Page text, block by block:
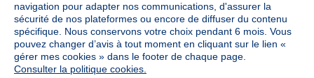
Utiles
À découvrir
navigation pour adapter nos communications, d'assurer la
sécurité de nos plateformes ou encore de diffuser du contenu
spécifique. Nous conservons votre choix pendant 6 mois. Vous
pouvez changer d’avis à tout moment en cliquant sur le lien «
gérer mes cookies » dans le footer de chaque page.
Consulter la politique cookies.